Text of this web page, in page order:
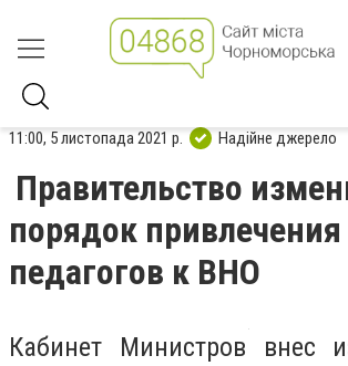
11:00, 5 листопада 2021 р. Надійне джерело
Правительство
порядок привлечения
педагогов к ВНО
Кабинет Министров внес